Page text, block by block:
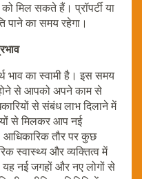
मिल सकते हैं। प्रॉपर्टी या
पाने का समय रहेगा।
भाव का स्वामी है। इस समय
होने से आपको अपने काम से
से संबंध लाभ दिलाने में
से मिलकर आप नई
तौर पर कुछ
स्वास्थ्य और व्यक्तित्व में
नई जगहों और नए लोगों से